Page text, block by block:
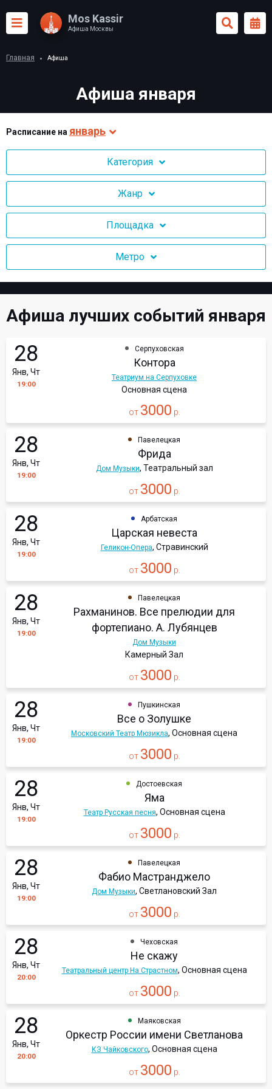
Mos Kassir
Афиша Москвы
Главная Афиша
Афиша января
Раcписание на январь
Категория
Жанр
Площадка
Метро
Афиша лучших событий января
28
Янв, Чт
19:00
Серпуховская
Контора
Театриум на Серпуховке
Основная сцена
от 3000 р.
28
Янв, Чт
19:00
Павелецкая
Фрида
Дом Музыки, Театральный зал
от 3000 р.
28
Янв, Чт
19:00
Арбатская
Царская невеста
Геликон-Опера, Стравинский
от 3000 р.
28
Янв, Чт
19:00
Павелецкая
Рахманинов. Все прелюдии для
фортепиано. А. Лубянцев
Дом Музыки
Камерный Зал
от 3000 р.
28
Янв, Чт
19:00
Пушкинская
Все о Золушке
Московский Театр Мюзикла, Основная сцена
от 3000 р.
28
Янв, Чт
19:00
Достоевская
Яма
Театр Русская песня, Основная сцена
от 3000 р.
28
Янв, Чт
19:00
Павелецкая
Фабио Мастранджело
Дом Музыки, Светлановский Зал
от 3000 р.
28
Янв, Чт
20:00
Чеховская
Не скажу
Театральный центр На Страстном, Основная сцена
от 3000 р.
28
Янв, Чт
20:00
Маяковская
Оркестр России имени Светланова
КЗ Чайковского, Основная сцена
от 3000 р.